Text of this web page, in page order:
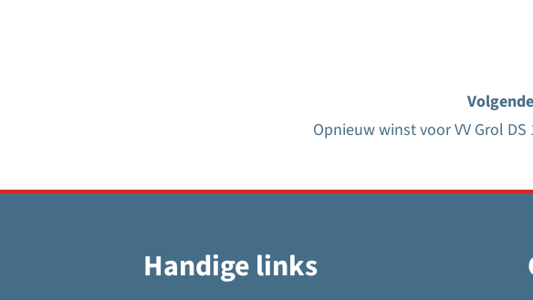
Opnieuw winst voor VV Grol DS
Handige links